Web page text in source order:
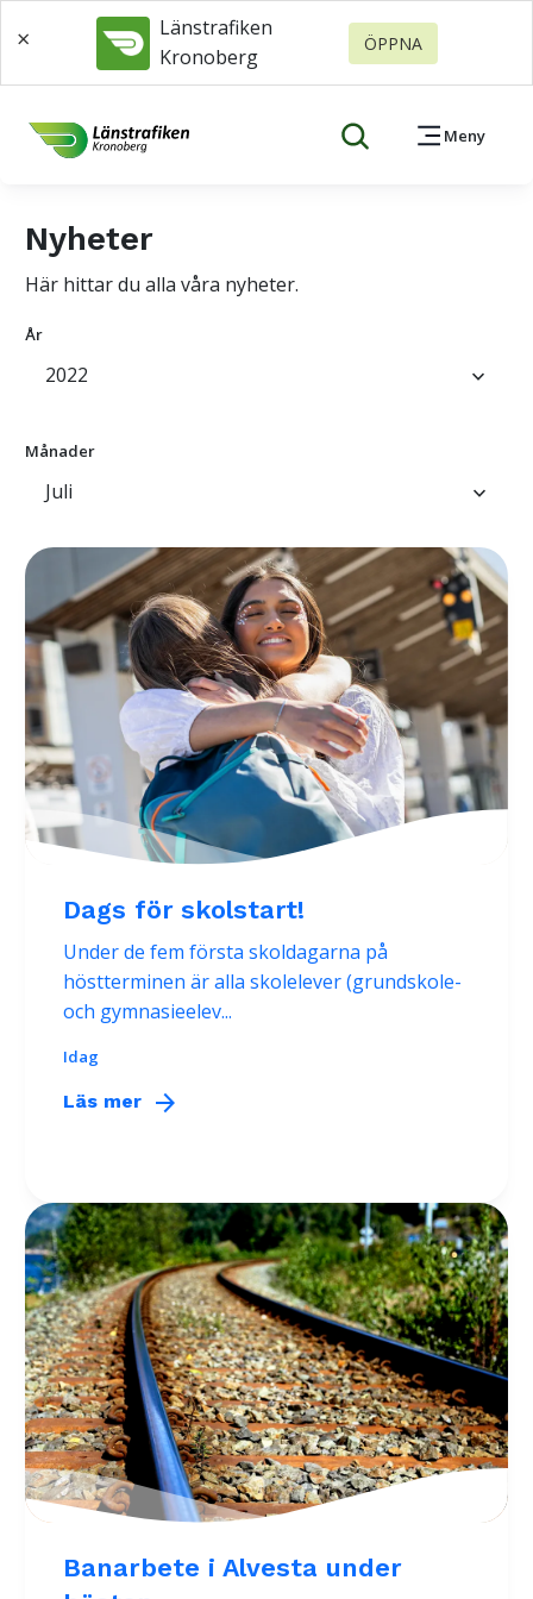
×
Länstrafiken
Kronoberg
ÖPPNA
Meny
Nyheter
Här hittar du alla våra nyheter.
År
2022 keyboard_arrow_down
Månader
Juli keyboard_arrow_down
Dags för skolstart!
Under de fem första skoldagarna på
höstterminen är alla skolelever (grundskole-
och gymnasieelev...
Idag
Läs mer arrow_forward
Banarbete i Alvesta under